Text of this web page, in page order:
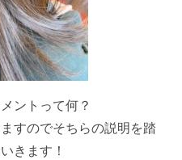
ントって何？
すのでそちらの説明を踏
きます！